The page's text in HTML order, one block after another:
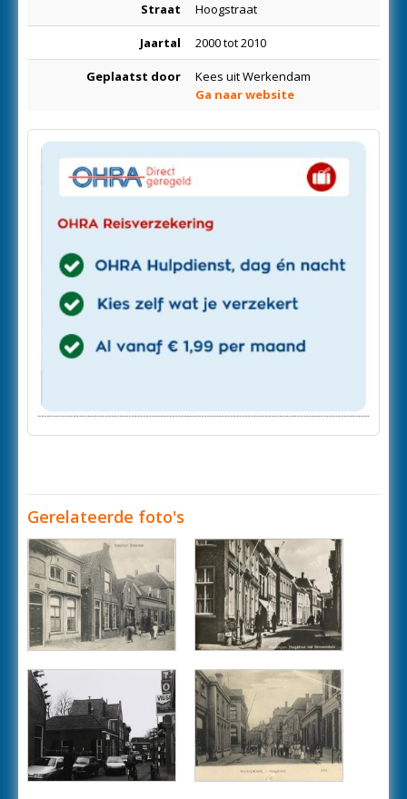
Straat Hoogstraat
Jaartal 2000 tot 2010
Geplaatst door
Kees uit Werkendam
Ga naar website
Gerelateerde foto's